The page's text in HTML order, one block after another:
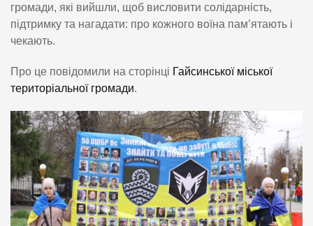
громади, які вийшли, щоб висловити солідарність,
підтримку та нагадати: про кожного воїна пам’ятають і
чекають.
Про це повідомили на сторінці Гайсинської міської
територіальної громади.